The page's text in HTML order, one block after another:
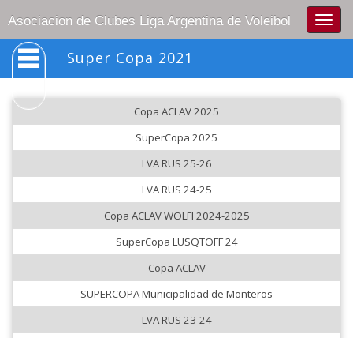
Asociacion de Clubes Liga Argentina de Voleibol
Super Copa 2021
Copa ACLAV 2025
SuperCopa 2025
LVA RUS 25-26
LVA RUS 24-25
Copa ACLAV WOLFI 2024-2025
SuperCopa LUSQTOFF 24
Copa ACLAV
SUPERCOPA Municipalidad de Monteros
LVA RUS 23-24